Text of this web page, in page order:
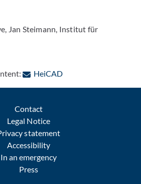
Jan Steimann, Institut für
HeiCAD: Contact by e-mail
Contact
Legal Notice
statement
Accessibility
In an emergency
Press